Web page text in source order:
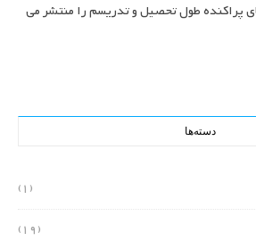
پراکنده طول تحصیل و تدریسم را منتشر می
دسته‌ها
(1)
(19)